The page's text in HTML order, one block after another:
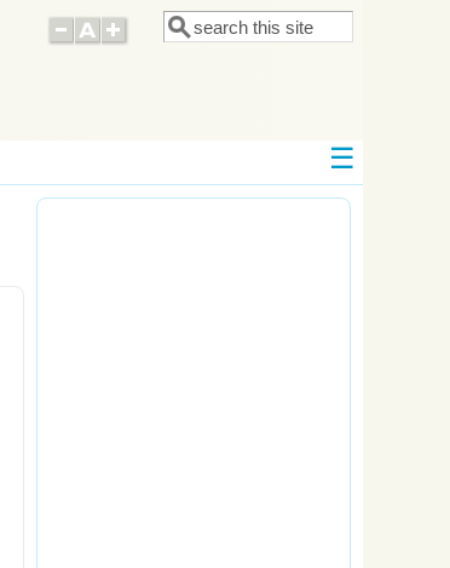
Форма поиска
Поиск